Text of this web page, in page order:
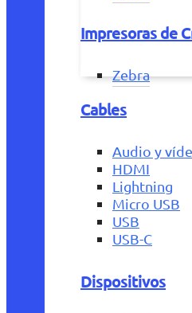
Impresoras de
Zebra
Cables
Audio y
HDMI
Lightning
Micro USB
USB
USB-C
Dispositivos